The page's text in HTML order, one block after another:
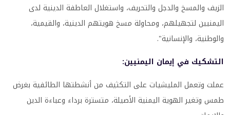
الزيف والمسخ والدجل والتحريف، واستغلال العاطفة الدينية لدى
اليمنيين لتجهيلهم، ومحاولة مسخ هويتهم الدينية، والقيمية،
والوطنية، والإنسانية".
التشكيك في إيمان اليمنيين:
عملت وتعمل المليشيات على التكثيف من أنشطتها الطائفية بغرض
طمس وتغير الهوية اليمنية الأصيلة، متسترة برداء وعباءة الدين